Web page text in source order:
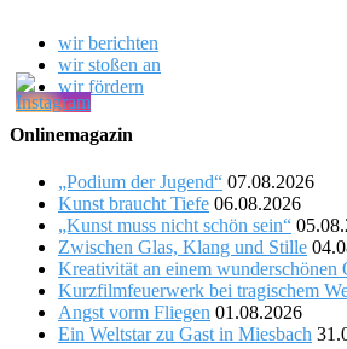
wir berichten
wir stoßen an
wir fördern
Onlinemagazin
„Podium der Jugend“ 07.08.2026
Kunst braucht Tiefe 06.08.2026
„Kunst muss nicht schön sein“
Zwischen Glas, Klang und Stille
Kreativität an einem wunderschönen
Kurzfilmfeuerwerk bei tragischem
Angst vorm Fliegen 01.08.2026
Ein Weltstar zu Gast in Miesbach